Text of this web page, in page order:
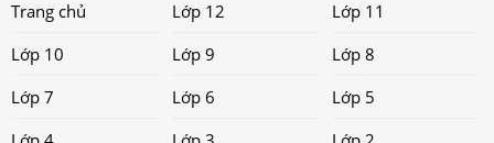
Trang chủ Lớp 12
Lớp 11
Lớp 10
Lớp 9
Lớp 8
Lớp 7
Lớp 6
Lớp 5